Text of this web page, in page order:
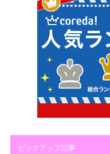
ピックアップ記事